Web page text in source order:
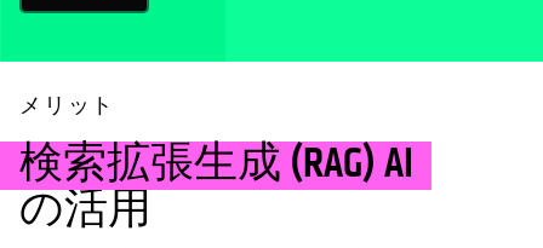
メリット
検索拡張生成 (RAG) AI
の活用